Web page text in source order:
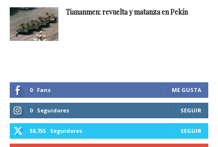
Tiananmen: revuelta y matanza en Pekín
0 Fans ME GUSTA
0 Seguidores SEGUIR
58,755 Seguidores SEGUIR